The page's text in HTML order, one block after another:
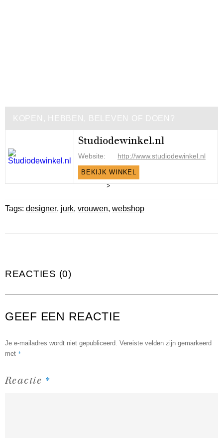
KOPEN, HEBBEN, BELEVEN OF DOEN?
Studiodewinkel.nl
Website: http://www.studiodewinkel.nl
BEKIJK WINKEL
>
Tags: designer, jurk, vrouwen, webshop
REACTIES (0)
GEEF EEN REACTIE
Je e-mailadres wordt niet gepubliceerd. Vereiste velden zijn gemarkeerd
met *
Reactie *